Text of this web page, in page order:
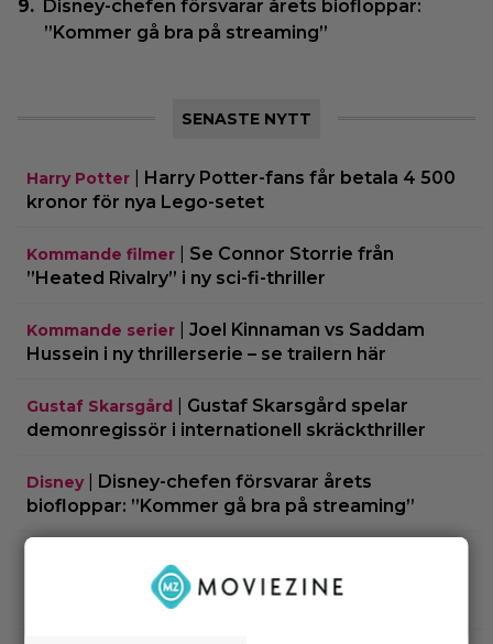
Disney-chefen försvarar årets biofloppar:
”Kommer gå bra på streaming”
SENASTE NYTT
Harry Potter
Harry Potter-fans får betala 4 500
kronor för nya Lego-setet
Kommande filmer
Se Connor Storrie från
”Heated Rivalry” i ny sci-fi-thriller
Kommande serier
Joel Kinnaman vs Saddam
Hussein i ny thrillerserie – se trailern här
Gustaf Skarsgård
Gustaf Skarsgård spelar
demonregissör i internationell skräckthriller
Disney|
Disney-chefen försvarar årets
biofloppar: ”Kommer gå bra på streaming”
avsnitt av ny Ryan Murphy-thriller har anlänt till